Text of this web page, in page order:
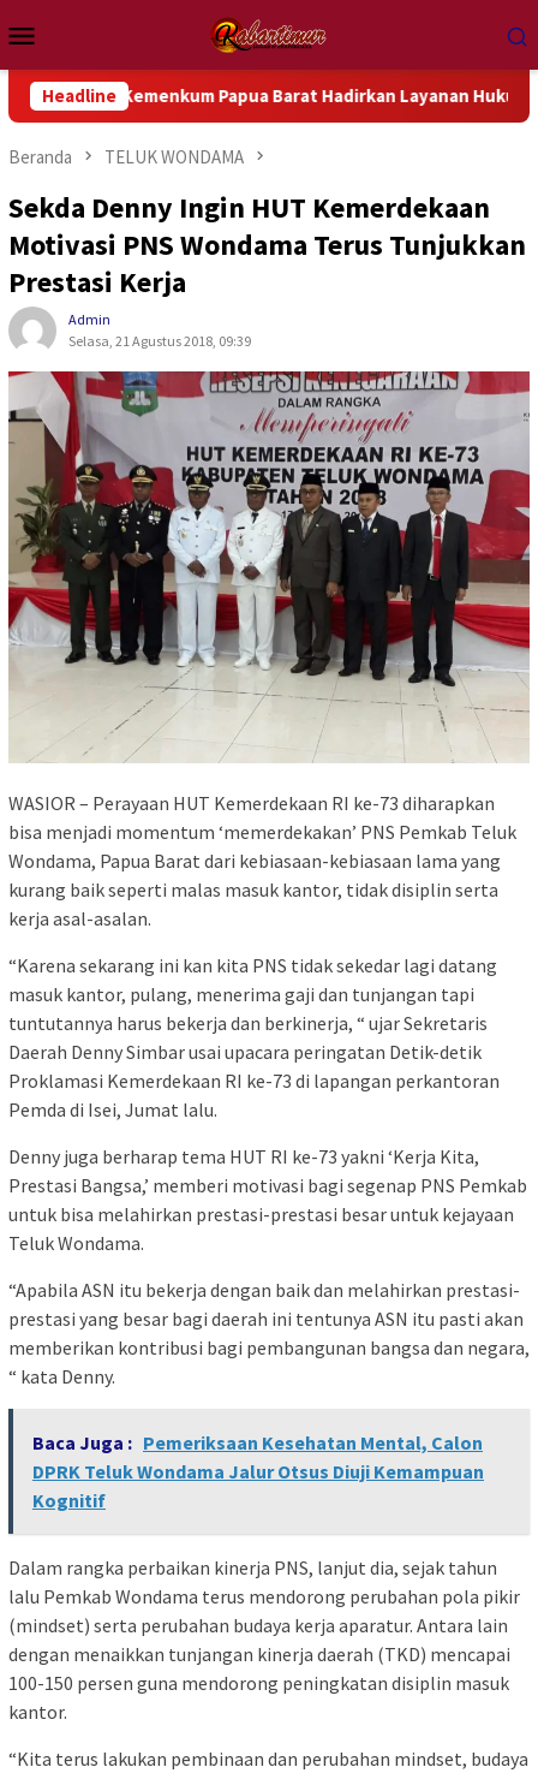
ke
kontenMobile
HeadlinePapua Barat Hadirkan Layanan Hukum Gratis dan
Beranda TELUK WONDAMA
Sekda Denny Ingin HUT Kemerdekaan
Motivasi PNS Wondama Terus Tunjukkan
Prestasi Kerja
Admin
Selasa, 21 Agustus 2018, 09:39
WASIOR – Perayaan HUT Kemerdekaan RI ke-73 diharapkan
bisa menjadi momentum ‘memerdekakan’ PNS Pemkab Teluk
Wondama, Papua Barat dari kebiasaan-kebiasaan lama yang
kurang baik seperti malas masuk kantor, tidak disiplin serta
kerja asal-asalan.
“Karena sekarang ini kan kita PNS tidak sekedar lagi datang
masuk kantor, pulang, menerima gaji dan tunjangan tapi
tuntutannya harus bekerja dan berkinerja, “ ujar Sekretaris
Daerah Denny Simbar usai upacara peringatan Detik-detik
Proklamasi Kemerdekaan RI ke-73 di lapangan perkantoran
Pemda di Isei, Jumat lalu.
Denny juga berharap tema HUT RI ke-73 yakni ‘Kerja Kita,
Prestasi Bangsa,’ memberi motivasi bagi segenap PNS Pemkab
untuk bisa melahirkan prestasi-prestasi besar untuk kejayaan
Teluk Wondama.
“Apabila ASN itu bekerja dengan baik dan melahirkan prestasi-
prestasi yang besar bagi daerah ini tentunya ASN itu pasti akan
memberikan kontribusi bagi pembangunan bangsa dan negara,
“ kata Denny.
Baca Juga : Pemeriksaan Kesehatan Mental, Calon
DPRK Teluk Wondama Jalur Otsus Diuji Kemampuan
Kognitif
Dalam rangka perbaikan kinerja PNS, lanjut dia, sejak tahun
lalu Pemkab Wondama terus mendorong perubahan pola pikir
(mindset) serta perubahan budaya kerja aparatur. Antara lain
dengan menaikkan tunjangan kinerja daerah (TKD) mencapai
100-150 persen guna mendorong peningkatan disiplin masuk
kantor.
“Kita terus lakukan pembinaan dan perubahan mindset, budaya